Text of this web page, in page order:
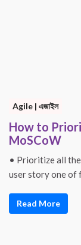
Agile | এজাইল
How to
MoSCoW
• Prioritize all
user story one of
Read More